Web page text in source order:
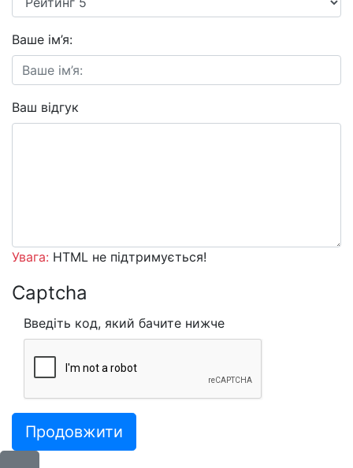
Ваше ім’я:
Ваш відгук
Увага: HTML не підтримується!
Captcha
Введіть код, який бачите нижче
Продовжити